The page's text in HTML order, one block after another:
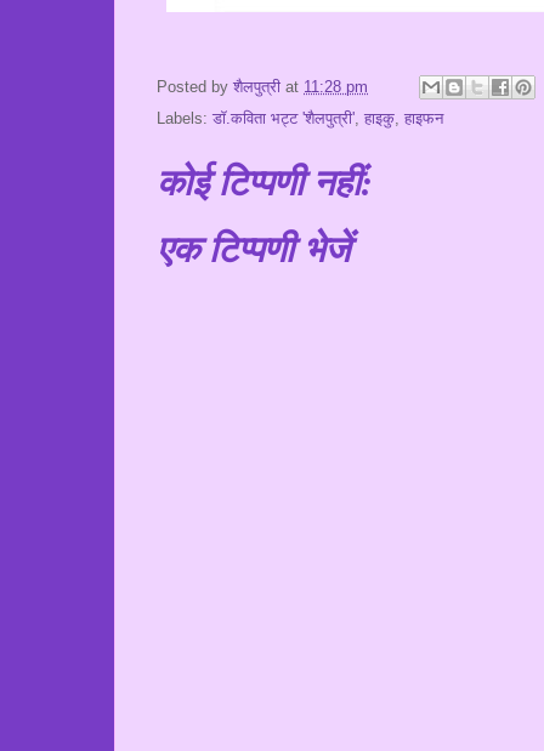
Posted by शैलपुत्री at 11:28 pm
Labels: डॉ.कविता भट्ट 'शैलपुत्री', हाइकु, हाइफन
कोई टिप्पणी नहीं:
एक टिप्पणी भेजें